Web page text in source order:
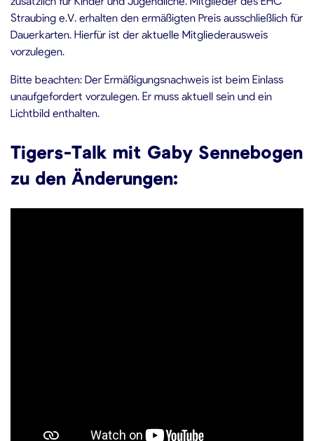
Straubing e.V. erhalten den ermäßigten Preis ausschließlich für
Dauerkarten. Hierfür ist der aktuelle Mitgliederausweis
vorzulegen.
Bitte beachten: Der Ermäßigungsnachweis ist beim Einlass
unaufgefordert vorzulegen. Er muss aktuell sein und ein
Lichtbild enthalten.
Tigers-Talk mit Gaby Sennebogen
zu den Änderungen: